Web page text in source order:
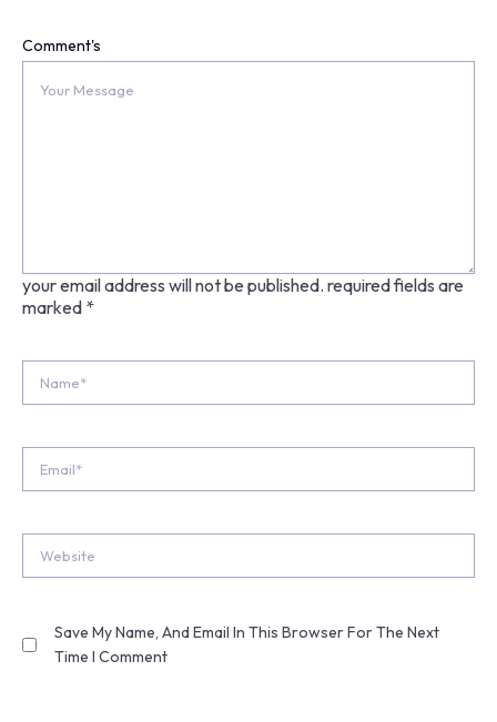
your email address will not be published. required fields are
marked *
Comment's
Save My Name, And Email In This Browser For The Next
Time I Comment